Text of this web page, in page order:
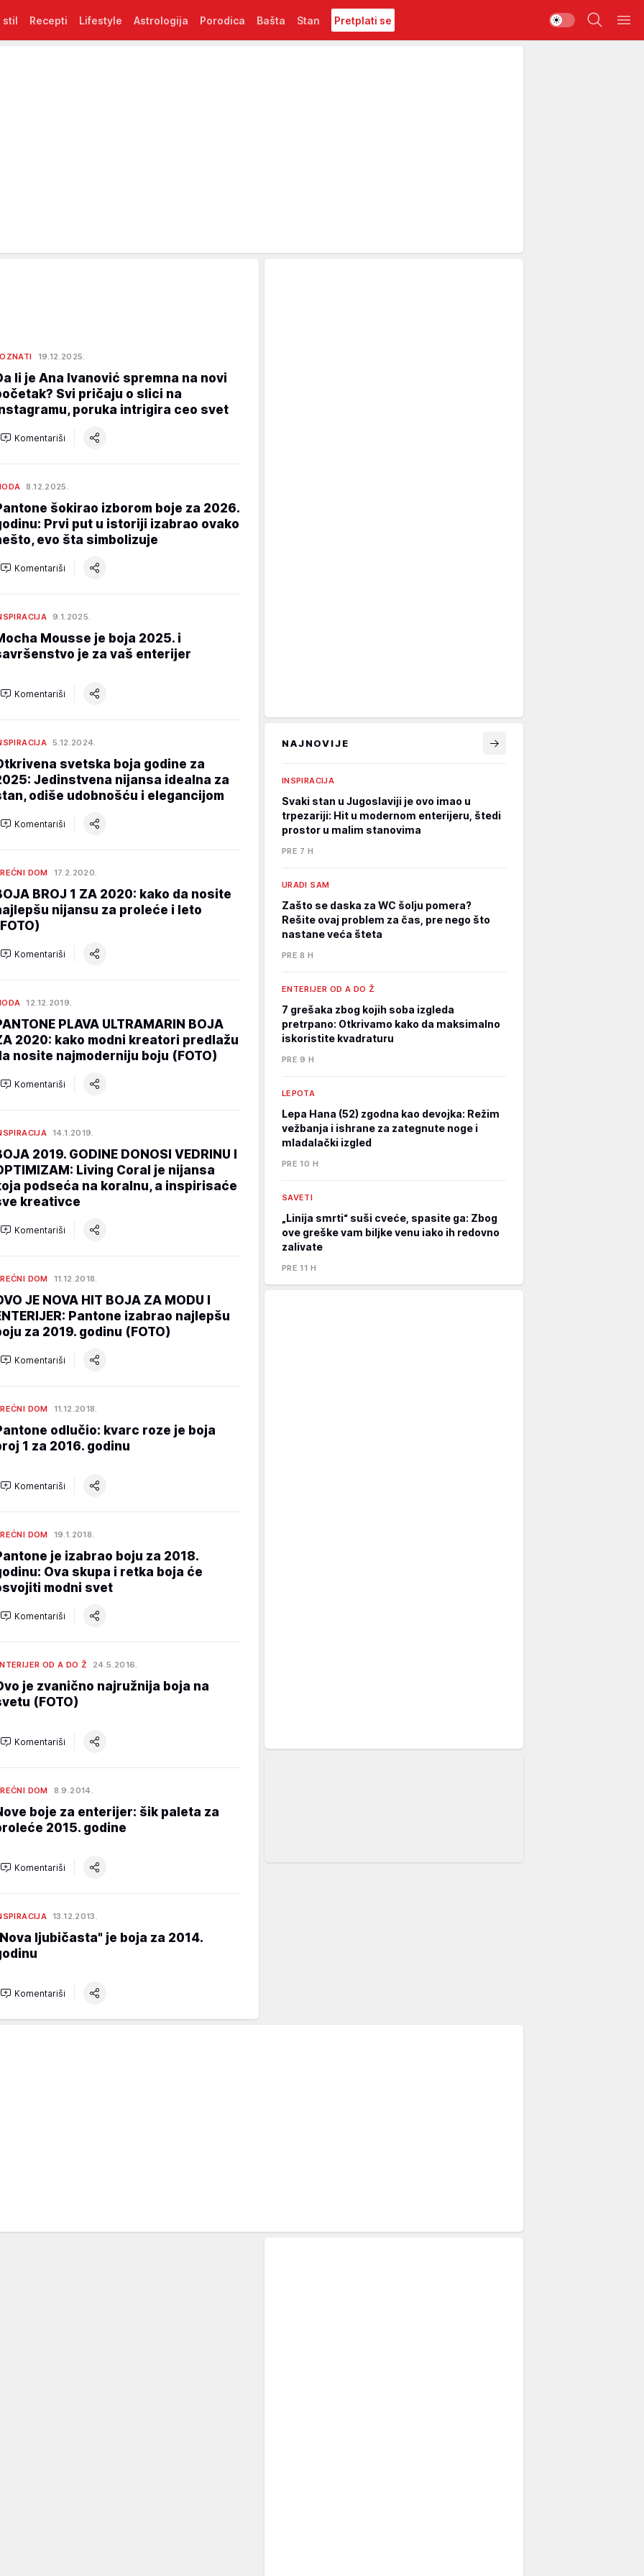
stil Recepti Lifestyle Astrologija Porodica Bašta Stan Pretplati se
19.12.2025.
li je Ana Ivanović spremna na novi
Svi pričaju o slici na
poruka intrigira ceo svet
Komentariši
8.12.2025.
šokirao izborom boje za 2026.
Prvi put u istoriji izabrao ovako
evo šta simbolizuje
Komentariši
9.1.2025.
Mousse je boja 2025. i
je za vaš enterijer
Komentariši
5.12.2024.
svetska boja godine za
Jedinstvena nijansa idealna za
odiše udobnošću i elegancijom
Komentariši
DOM 17.2.2020.
BROJ 1 ZA 2020: kako da nosite
nijansu za proleće i leto
Komentariši
12.12.2019.
PLAVA ULTRAMARIN BOJA
2020: kako modni kreatori predlažu
nosite najmoderniju boju (FOTO)
Komentariši
14.1.2019.
2019. GODINE DONOSI VEDRINU I
Living Coral je nijansa
podseća na koralnu, a inspirisaće
kreativce
Komentariši
DOM 11.12.2018.
JE NOVA HIT BOJA ZA MODU I
Pantone izabrao najlepšu
za 2019. godinu (FOTO)
Komentariši
DOM 11.12.2018.
odlučio: kvarc roze je boja
1 za 2016. godinu
Komentariši
DOM 19.1.2018.
je izabrao boju za 2018.
Ova skupa i retka boja će
modni svet
Komentariši
OD A DO Ž 24.5.2016.
je zvanično najružnija boja na
(FOTO)
Komentariši
DOM 8.9.2014.
boje za enterijer: šik paleta za
2015. godine
Komentariši
13.12.2013.
ljubičasta" je boja za 2014.
Komentariši
NAJNOVIJE
INSPIRACIJA
Svaki stan u Jugoslaviji je ovo imao u
trpezariji: Hit u modernom enterijeru, štedi
prostor u malim stanovima
PRE 7 H
URADI SAM
Zašto se daska za WC šolju pomera?
Rešite ovaj problem za čas, pre nego što
nastane veća šteta
PRE 8 H
ENTERIJER OD A DO Ž
7 grešaka zbog kojih soba izgleda
pretrpano: Otkrivamo kako da maksimalno
iskoristite kvadraturu
PRE 9 H
LEPOTA
Lepa Hana (52) zgodna kao devojka: Režim
vežbanja i ishrane za zategnute noge i
mladalački izgled
PRE 10 H
SAVETI
„Linija smrti“ suši cveće, spasite ga: Zbog
ove greške vam biljke venu iako ih redovno
zalivate
PRE 11 H